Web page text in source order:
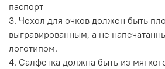
паспорт
3. Чехол для очков должен быть
выгравированным, а не
логотипом.
4. Салфетка должна быть из